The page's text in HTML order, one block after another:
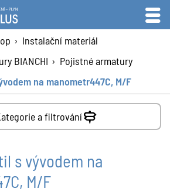
Instalační materiál
BIANCHI
Pojistné armatury
na manometr447C, M/F
a filtrování
s vývodem na
M/F